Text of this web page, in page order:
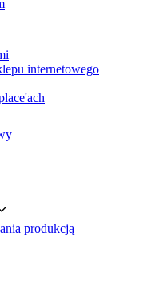
internetowego
produkcją